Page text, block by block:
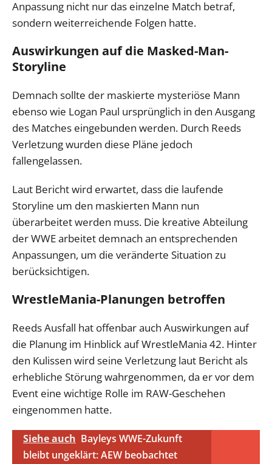
Anpassung nicht nur das einzelne Match betraf,
sondern weiterreichende Folgen hatte.
Auswirkungen auf die Masked-Man-
Storyline
Demnach sollte der maskierte mysteriöse Mann
ebenso wie Logan Paul ursprünglich in den Ausgang
des Matches eingebunden werden. Durch Reeds
Verletzung wurden diese Pläne jedoch
fallengelassen.
Laut Bericht wird erwartet, dass die laufende
Storyline um den maskierten Mann nun
überarbeitet werden muss. Die kreative Abteilung
der WWE arbeitet demnach an entsprechenden
Anpassungen, um die veränderte Situation zu
berücksichtigen.
WrestleMania-Planungen betroffen
Reeds Ausfall hat offenbar auch Auswirkungen auf
die Planung im Hinblick auf WrestleMania 42. Hinter
den Kulissen wird seine Verletzung laut Bericht als
erhebliche Störung wahrgenommen, da er vor dem
Event eine wichtige Rolle im RAW-Geschehen
eingenommen hatte.
Siehe auch Bayleys WWE-Zukunft
bleibt ungeklärt: AEW beobachtet